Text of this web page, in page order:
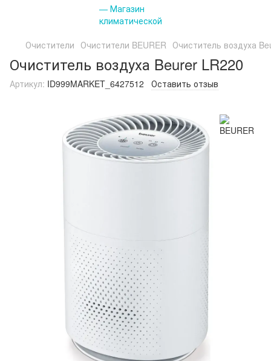
Очистители Очистители BEURER Очиститель воздуха
Очиститель воздуха Beurer LR220
Артикул: ID999MARKET_6427512 Оставить отзыв